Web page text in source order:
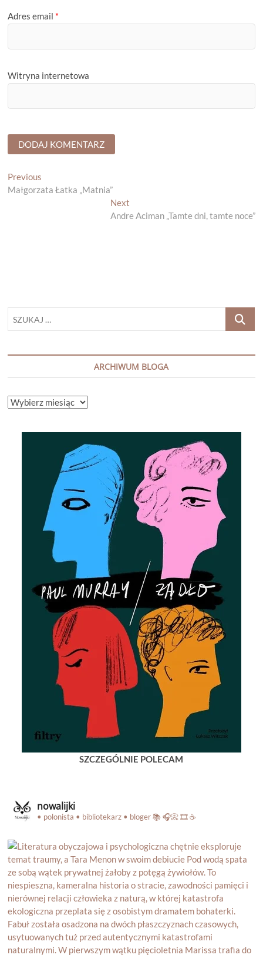
Adres email *
Witryna internetowa
Nawigacja
wpisu
Previous
post:
Małgorzata Łatka „Matnia”
NextNext
post:
Andre Aciman „Tamte dni, tamte noce”
SZUKAJ
ARCHIWUM BLOGA
ARCHIWUM
SZCZEGÓLNIE POLECAM
nowalijki
• polonista • bibliotekarz • bloger📚 🎧📀 🎞️ ☕️